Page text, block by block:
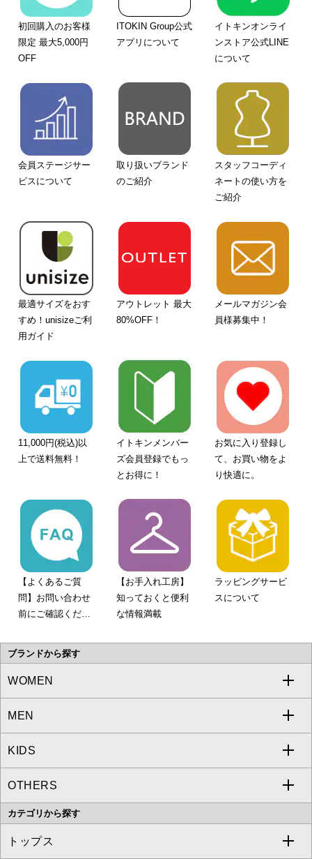
初回購入のお客様
限定 最大5,000円
OFF
ITOKIN Group公式
アプリについて
イトキンオンライ
ンストア公式LINE
について
会員ステージサー
ビスについて
取り扱いブランド
のご紹介
スタッフコーディ
ネートの使い方を
ご紹介
最適サイズをおす
すめ！unisizeご利
用ガイド
アウトレット 最大
80%OFF！
メールマガジン会
員様募集中！
11,000円(税込)以
上で送料無料！
イトキンメンバー
ズ会員登録でもっ
とお得に！
お気に入り登録し
て、お買い物をよ
り快適に。
【よくあるご質
問】お問い合わせ
前にご確認くださ
【お手入れ工房】
知っておくと便利
な情報満載
ラッピングサービ
スについて
ブランドから探す
WOMEN
a.v.v
MICHEL KLEIN
MK MICHEL KLEIN
OFUON le MK
MEN
a.v.v
MICHEL KLEIN HOMME
MK MICHEL KLEIN HOMME
KIDS
a.v.v
OTHERS
MK MICHEL KLEIN BAG
カテゴリから探す
トップス